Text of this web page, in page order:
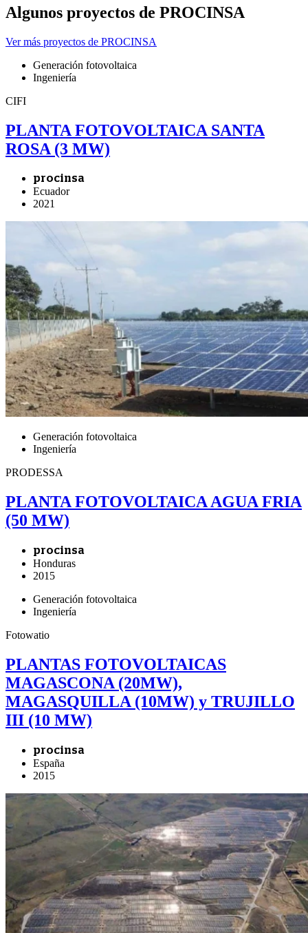
Algunos proyectos de PROCINSA
Ver más proyectos de PROCINSA
Generación fotovoltaica
Ingeniería
CIFI
PLANTA FOTOVOLTAICA SANTA
ROSA (3 MW)
procinsa
Ecuador
2021
Generación fotovoltaica
Ingeniería
PRODESSA
PLANTA FOTOVOLTAICA AGUA FRIA
(50 MW)
procinsa
Honduras
2015
Generación fotovoltaica
Ingeniería
Fotowatio
PLANTAS FOTOVOLTAICAS
MAGASCONA (20MW),
MAGASQUILLA (10MW) y TRUJILLO
III (10 MW)
procinsa
España
2015